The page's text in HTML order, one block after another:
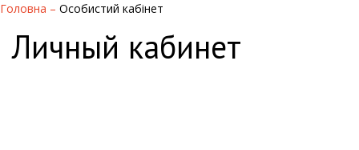
Головна – Особистий кабінет
Личный кабинет